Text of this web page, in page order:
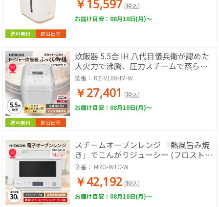
送料無料 即日出荷
￥15,597 (税込)
お届け目安：08月10日(月)～
送料無料 即日出荷
炊飯器 5.5合 IH 八代目儀兵衛が認めた
大火力で沸騰、圧力スチームで蒸らす
「圧騰甘み炊き」 (フロストホワイト)
型番： RZ-V100HM-W
￥27,401 (税込)
お届け目安：08月10日(月)～
スチームオーブンレンジ 「熱風旨み焼
き」でこんがりジューシー (フロストホ
ワイト)
型番： MRO-W1C-W
￥42,192 (税込)
お届け目安：08月10日(月)～